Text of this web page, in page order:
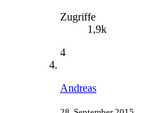
Zugriffe
1,9k
4
Andreas